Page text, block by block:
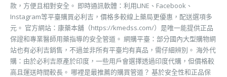
款，方便且相對安全。 即時通訊軟體：利用LINE、Facebook、
Instagram等平臺購買必利吉，價格多較線上藥局更優惠，配送選項多
元。 官方網站：康藥本舖（https://kmedss.com/）是唯一能提供正品
保證和專業醫師用藥指導的安全管道。 網購平臺：部分國內大型購物網
站也有必利吉銷售，不過並非所有平臺均有真品，需仔細辨別。 海外代
購：由於必利吉原產於印度，一些用戶會選擇透過印度代購，但價格較
高且運送時間較長。 哪裡是最推薦的購買管道？ 基於安全性和正品保